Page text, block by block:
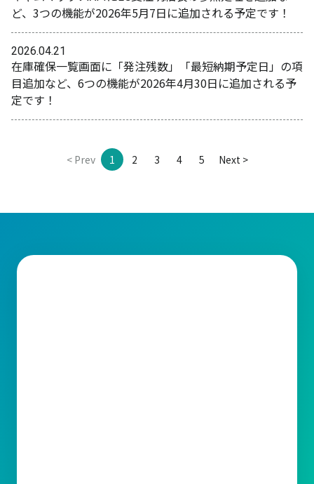
ど、3つの機能が2026年5月7日に追加される予定です！
2026.04.21
在庫確保一覧画面に「発注残数」「最短納期予定日」の項
目追加など、6つの機能が2026年4月30日に追加される予
定です！
< Prev 1 2 3 4 5 Next >